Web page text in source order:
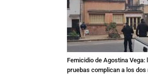
Femicidio de Agostina Vega:
pruebas complican a los dos